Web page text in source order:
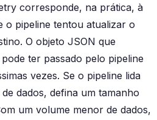
corresponde, na prática, à
o pipeline tentou atualizar o
O objeto JSON que
ter passado pelo pipeline
vezes. Se o pipeline lida
dados, defina um tamanho
um volume menor de dados,